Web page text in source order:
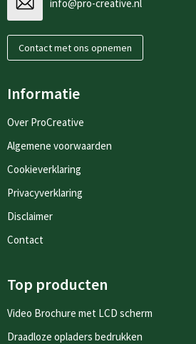
info@pro-creative.nl
Contact met ons opnemen
Informatie
Over ProCreative
Algemene voorwaarden
Cookieverklaring
Privacyverklaring
Disclaimer
Contact
Top producten
Video Brochure met LCD scherm
Draadloze opladers bedrukken